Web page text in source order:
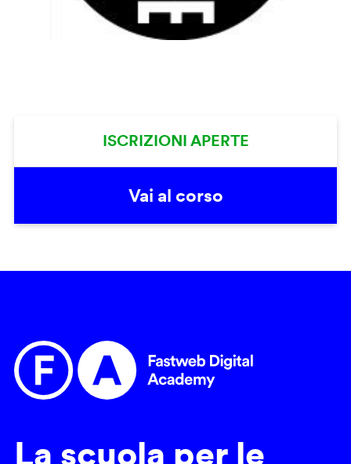
ISCRIZIONI APERTE
Vai al corso
La scuola per le